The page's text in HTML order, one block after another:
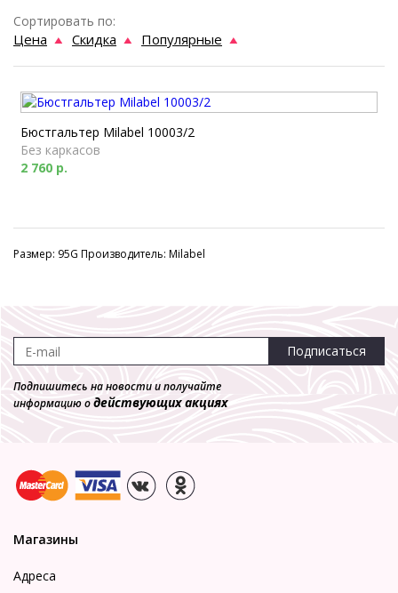
Сортировать по:
Цена Скидка Популярные
Бюстгальтер Milabel 10003/2
Без каркасов
2 760 р.
Размер: 95G Производитель: Milabel
Подписаться
Подпишитесь на новости и получайте
информацию одействующих акциях
Магазины
Адреса